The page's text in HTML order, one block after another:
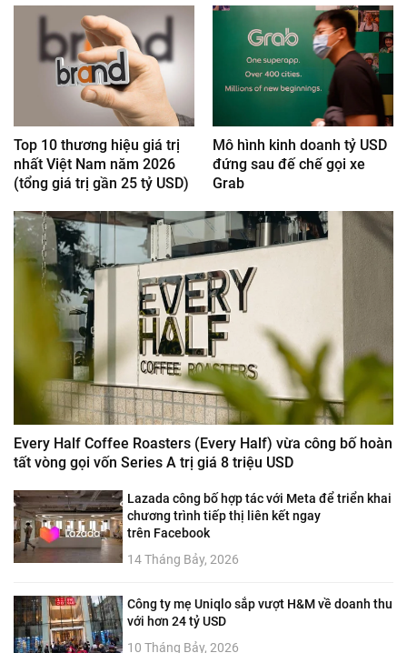
Top 10 thương hiệu giá trị
nhất Việt Nam năm 2026
(tổng giá trị gần 25 tỷ USD)
Mô hình kinh doanh tỷ USD
đứng sau đế chế gọi xe
Grab
Every Half Coffee Roasters (Every Half) vừa công bố hoàn
tất vòng gọi vốn Series A trị giá 8 triệu USD
Lazada công bố hợp tác với Meta để triển khai
chương trình tiếp thị liên kết ngay
trên Facebook
14 Tháng Bảy, 2026
Công ty mẹ Uniqlo sắp vượt H&M về doanh thu
với hơn 24 tỷ USD
10 Tháng Bảy, 2026